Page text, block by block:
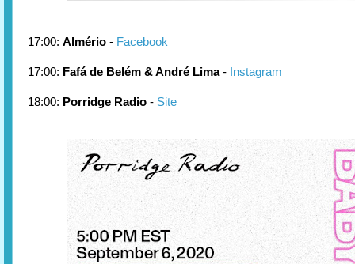
17:00: Almério - Facebook
17:00: Fafá de Belém & André Lima- Instagram
18:00: Porridge Radio - Site